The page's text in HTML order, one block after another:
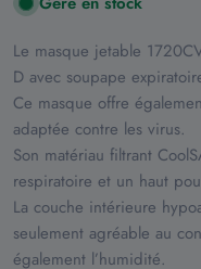
Le masque jetable
D avec soupape
Ce masque offre
adaptée contre les virus.
Son matériau filtrant
respiratoire et un haut
La couche intérieure
seulement agréable au
également l’humidité.